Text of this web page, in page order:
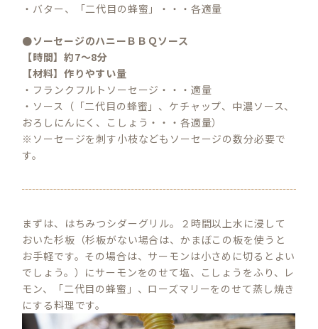
・バター、「二代目の蜂蜜」・・・各適量
●ソーセージのハニーＢＢＱソース
【時間】約7～8分
【材料】作りやすい量
・フランクフルトソーセージ・・・適量
・ソース（「二代目の蜂蜜」、ケチャップ、中濃ソース、
おろしにんにく、こしょう・・・各適量）
※ソーセージを刺す小枝などもソーセージの数分必要で
す。
まずは、はちみつシダーグリル。２時間以上水に浸して
おいた杉板（杉板がない場合は、かまぼこの板を使うと
お手軽です。その場合は、サーモンは小さめに切るとよい
でしょう。）にサーモンをのせて塩、こしょうをふり、レ
モン、「二代目の蜂蜜」、ローズマリーをのせて蒸し焼き
にする料理です。